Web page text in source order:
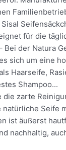
für die
Bei der Natura
sich um eine
Haarseife,
Shampoo...
die zarte
natürliche Seife
ist äußerst
nachhaltig,